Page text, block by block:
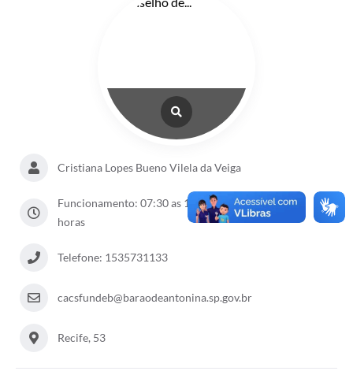
Cristiana Lopes Bueno Vilela da Veiga
Funcionamento: 07:30 as 11:00 das 12:30 as 17:00
horas
Telefone: 1535731133
cacsfundeb@baraodeantonina.sp.gov.br
Recife, 53